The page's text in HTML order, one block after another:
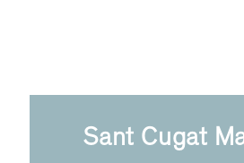
Sant Cugat